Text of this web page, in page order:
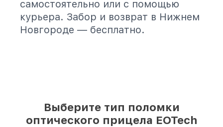
самостоятельно или с помощью
курьера. Забор и возврат в Нижнем
Новгороде — бесплатно.
Выберите тип поломки
оптического прицела EOTech